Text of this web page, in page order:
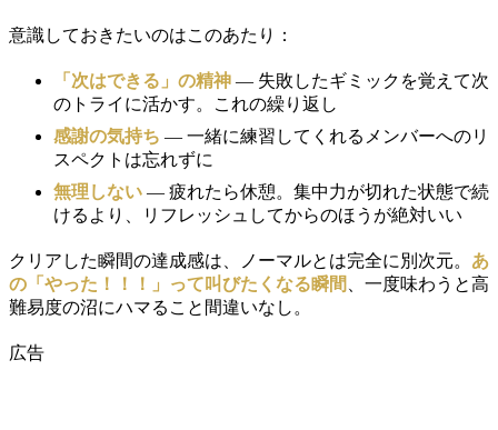
意識しておきたいのはこのあたり：
「次はできる」の精神 — 失敗したギミックを覚えて次
のトライに活かす。これの繰り返し
感謝の気持ち — 一緒に練習してくれるメンバーへのリ
スペクトは忘れずに
無理しない — 疲れたら休憩。集中力が切れた状態で続
けるより、リフレッシュしてからのほうが絶対いい
クリアした瞬間の達成感は、ノーマルとは完全に別次元。 あ
の「やった！！！」って叫びたくなる瞬間
、一度味わうと高
難易度の沼にハマること間違いなし。
広告